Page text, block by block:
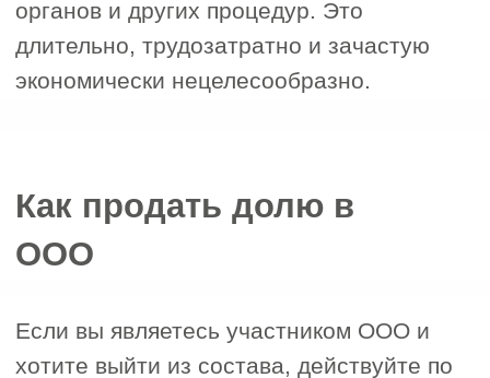
столкнуться с мошенниками.
Передайте процесс специалистам
- провести сделку без рисков и
бюрократии.
Оставьте заявку — и уже в ближайшее
бизнеса.